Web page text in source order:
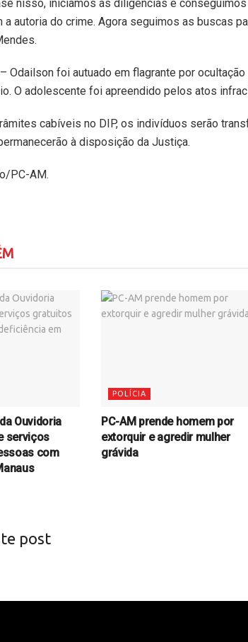
nisso, iniciamos as diligências e
a autoria do crime. Agora seguimos as buscas
– Odailson foi autuado em flagrante por
O adolescente foi apreendido pelos atos
cabíveis no DIP, os indivíduos serão
à disposição da Justiça.
PC-AM.
Ouvidoria
serviços
com
POLÍCIA
PC-AM prende homem por
extorquir e agredir mulher
grávida
post